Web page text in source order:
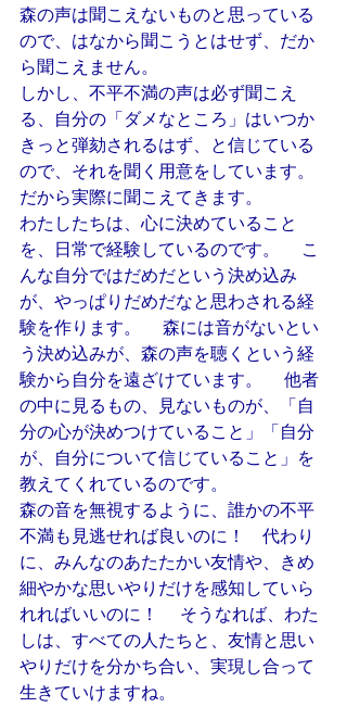
森の声は聞こえないものと思っている
ので、はなから聞こうとはせず、だか
ら聞こえません。
しかし、不平不満の声は必ず聞こえ
る、自分の「ダメなところ」はいつか
きっと弾劾されるはず、と信じている
ので、それを聞く用意をしています。
だから実際に聞こえてきます。
わたしたちは、心に決めていること
を、日常で経験しているのです。 　こ
んな自分ではだめだという決め込み
が、やっぱりだめだなと思わされる経
験を作ります。 　森には音がないとい
う決め込みが、森の声を聴くという経
験から自分を遠ざけています。 　他者
の中に見るもの、見ないものが、「自
分の心が決めつけていること」「自分
が、自分について信じていること」を
教えてくれているのです。
森の音を無視するように、誰かの不平
不満も見逃せれば良いのに！　代わり
に、みんなのあたたかい友情や、きめ
細やかな思いやりだけを感知していら
れればいいのに！ 　そうなれば、わた
しは、すべての人たちと、友情と思い
やりだけを分かち合い、実現し合って
生きていけますね。